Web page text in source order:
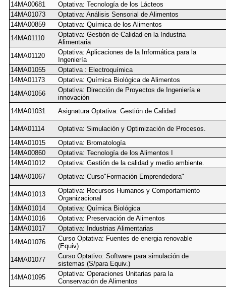
14MA00681
Optativa: Tecnología de los Lácteos
14MA01073
Optativa: Análisis Sensorial de Alimentos
14MA00859
Optativa: Química de los Alimentos
14MA01110
Optativa: Gestión de Calidad en la Industria
Alimentaria
14MA01120
Optativa: Aplicaciones de la Informática para la
Ingeniería
14MA01055
Optativa : Electroquímica
14MA01173
Optativa: Química Biológica de Alimentos
14MA01056
Optativa: Dirección de Proyectos de Ingeniería e
innovación
14MA01031
Asignatura Optativa: Gestión de Calidad
14MA01114
Optativa: Simulación y Optimización de Procesos.
14MA01015
Optativa: Bromatología
14MA00860
Optativa: Tecnología de los Alimentos I
14MA01012
Optativa: Gestión de la calidad y medio ambiente.
14MA01067
Optativa: Curso"Formación Emprendedora"
14MA01013
Optativa: Recursos Humanos y Comportamiento
Organizacional
14MA01014
Optativa: Química Biológica
14MA01016
Optativa: Preservación de Alimentos
14MA01017
Optativa: Industrias Alimentarias
14MA01076
Curso Optativa: Fuentes de energia renovable
(Equiv)
14MA01077
Curso Optativo: Software para simulación de
sistemas (S/para Equiv.)
14MA01095
Optativa: Operaciones Unitarias para la
Conservación de Alimentos